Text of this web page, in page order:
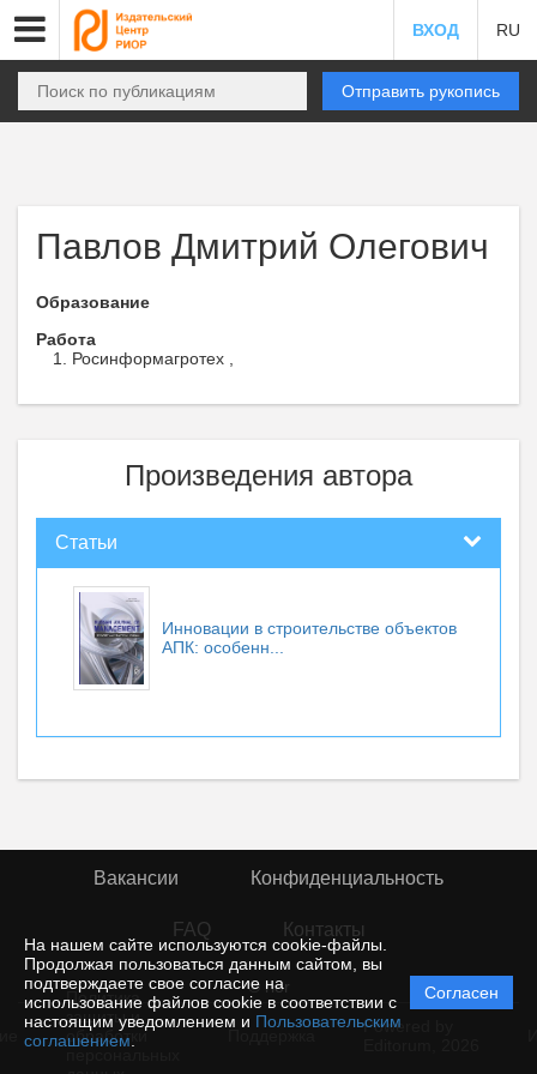
На нашем сайте используются cookie-файлы.
Продолжая пользоваться данным сайтом, вы
подтверждаете свое согласие на
использование файлов cookie в соответствии с
настоящим уведомлением и Пользовательским
соглашением
Согласен
ВХОД RU
Отправить рукопись
Павлов Дмитрий Олегович
Образование
Работа
Росинформагротех ,
Произведения автора
Статьи
Инновации в строительстве объектов
АПК: особенн...
Вакансии Конфиденциальность
FAQ Контакты
© rior
Политика
защиты и
обработки
Powered by